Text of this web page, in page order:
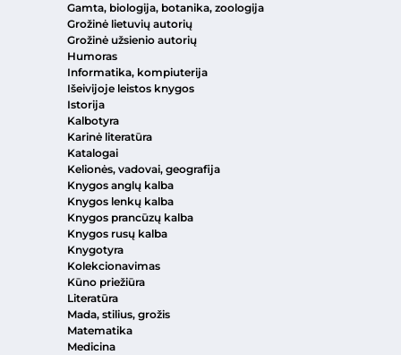
Gamta, biologija, botanika, zoologija
Grožinė lietuvių autorių
Grožinė užsienio autorių
Humoras
Informatika, kompiuterija
Išeivijoje leistos knygos
Istorija
Kalbotyra
Karinė literatūra
Katalogai
Kelionės, vadovai, geografija
Knygos anglų kalba
Knygos lenkų kalba
Knygos prancūzų kalba
Knygos rusų kalba
Knygotyra
Kolekcionavimas
Kūno priežiūra
Literatūra
Mada, stilius, grožis
Matematika
Medicina